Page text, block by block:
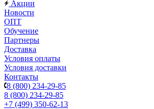
Акции
Новости
ОПТ
Обучение
Партнеры
Доставка
Условия оплаты
Условия доставки
Контакты
8 (800) 234-29-85
8 (800) 234-29-85
+7 (499) 350-62-13